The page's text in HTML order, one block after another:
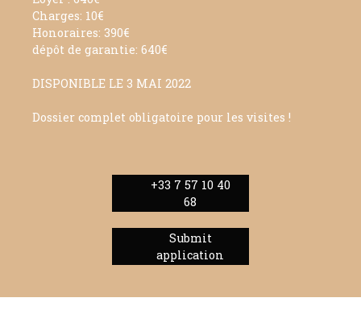
Charges: 10€
Honoraires: 390€
dépôt de garantie: 640€
DISPONIBLE LE 3 MAI 2022
Dossier complet obligatoire pour les visites !
+33 7 57 10 40
68
Submit
application